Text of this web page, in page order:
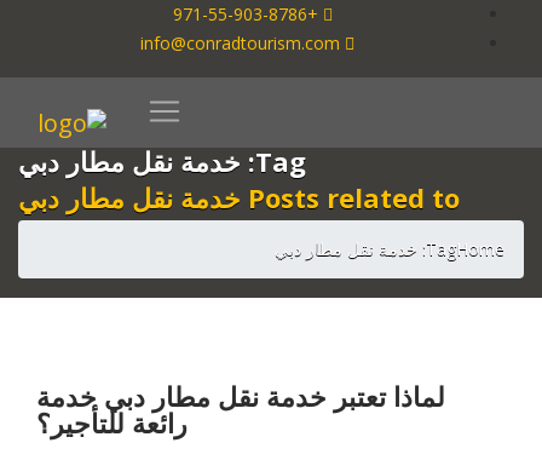
+971-55-903-8786
Tag: خدمة نقل مطار دبي
Posts related to خدمة نقل مطار دبي
HomeTag: خدمة نقل مطار دبي
لماذا تعتبر خدمة نقل مطار دبي خدمة
رائعة للتأجير؟